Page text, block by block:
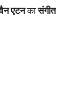
एटनकासंगीत